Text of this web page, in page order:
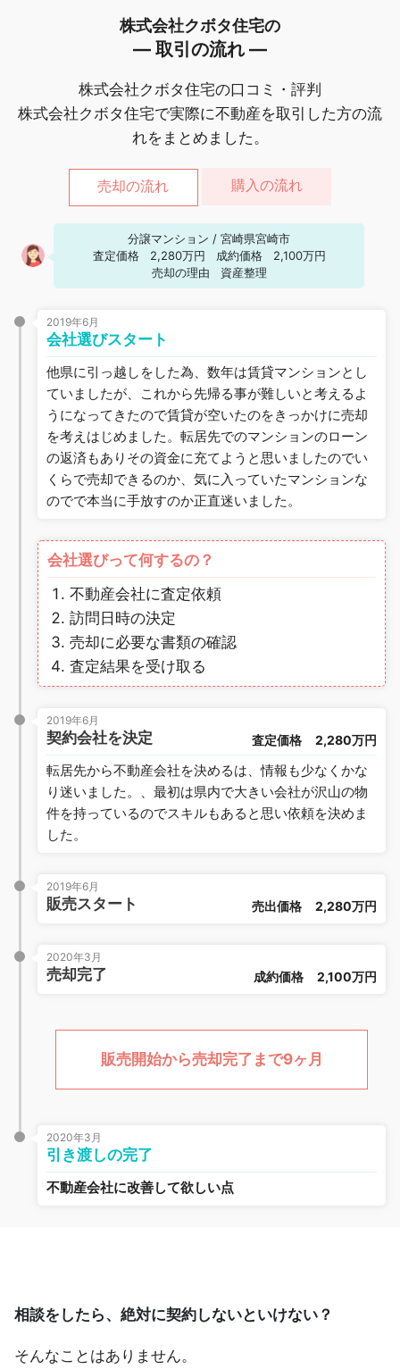
株式会社クボタ住宅の
― 取引の流れ ―
株式会社クボタ住宅の口コミ・評判
株式会社クボタ住宅で実際に不動産を取引した方の流
れをまとめました。
売却の流れ 購入の流れ
分譲マンション / 宮崎県宮崎市
査定価格
2,280万円 成約価格
2,100万円
売却の理由
資産整理
2019年6月
会社選びスタート
他県に引っ越しをした為、数年は賃貸マンションとし
ていましたが、これから先帰る事が難しいと考えるよ
うになってきたので賃貸が空いたのをきっかけに売却
を考えはじめました。転居先でのマンションのローン
の返済もありその資金に充てようと思いましたのでい
くらで売却できるのか、気に入っていたマンションな
のでで本当に手放すのか正直迷いました。
会社選びって何するの？
不動産会社に査定依頼
訪問日時の決定
売却に必要な書類の確認
査定結果を受け取る
2019年6月
契約会社を決定 査定価格 2,280万円
転居先から不動産会社を決めるは、情報も少なくかな
り迷いました。、最初は県内で大きい会社が沢山の物
件を持っているのでスキルもあると思い依頼を決めま
した。
2019年6月
販売スタート 売出価格 2,280万円
2020年3月
売却完了 成約価格 2,100万円
販売開始から売却完了まで9ヶ月
2020年3月
引き渡しの完了
不動産会社に改善して欲しい点
相談をしたら、絶対に契約しないといけない？
そんなことはありません。